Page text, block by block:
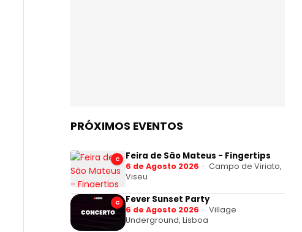
PRÓXIMOS EVENTOS
C Feira de São Mateus - Fingertips
6 de Agosto 2026
Campo de Viriato,
Viseu
C Fever Sunset Party
6 de Agosto 2026
Village
Underground, Lisboa